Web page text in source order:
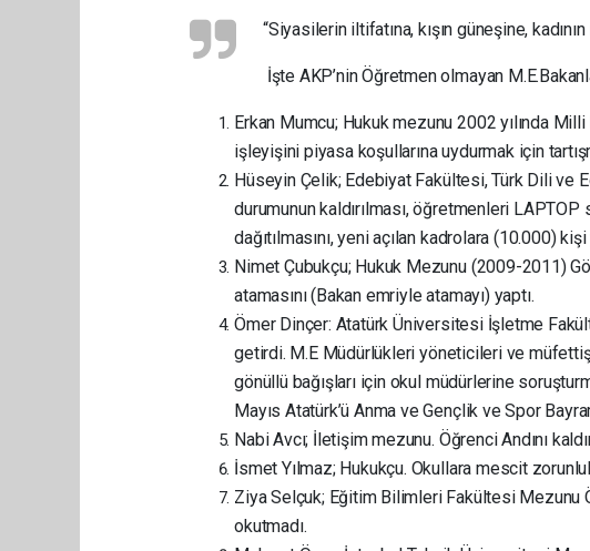
“Siyasilerin iltifatına, kışın güneşine,
İşte AKP’nin Öğretmen olmayan
Erkan Mumcu; Hukuk mezunu 2002 yılında
işleyişini piyasa koşullarına uydurmak için
Hüseyin Çelik; Edebiyat Fakültesi, Türk Dili ve
durumunun kaldırılması, öğretmenleri
dağıtılmasını, yeni açılan kadrolara (10.000) kişi
Nimet Çubukçu; Hukuk Mezunu (2009-2011)
atamasını (Bakan emriyle atamayı) yaptı.
Ömer Dinçer: Atatürk Üniversitesi İşletme
getirdi. M.E Müdürlükleri yöneticileri ve
gönüllü bağışları için okul müdürlerine
Mayıs Atatürk’ü Anma ve Gençlik ve Spor
Nabi Avcı; İletişim mezunu. Öğrenci Andını
İsmet Yılmaz; Hukukçu. Okullara mescit
Ziya Selçuk; Eğitim Bilimleri Fakültesi Mezunu
okutmadı.